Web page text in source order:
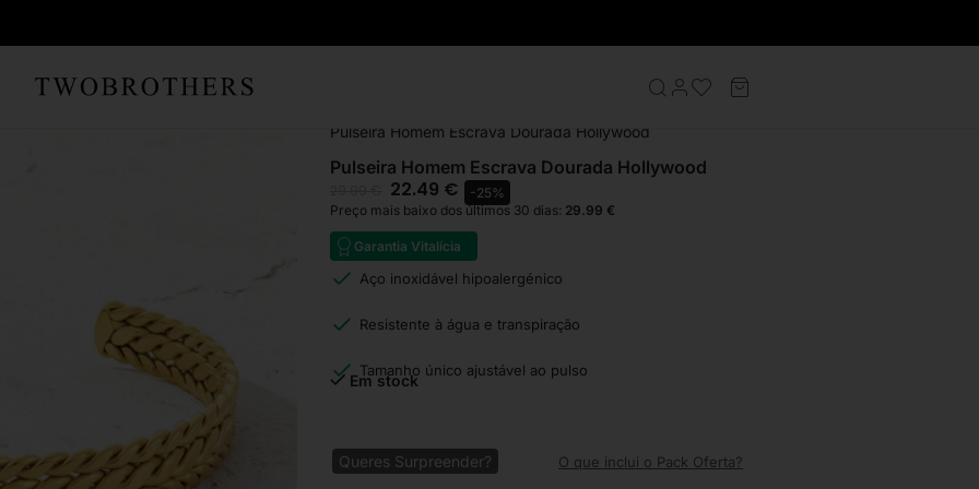
Pulseira Homem Escrava Dourada Hollywood
Pulseira Homem Escrava Dourada Hollywood
22.49 €
-25%
Preço mais baixo dos últimos 30 dias: 29.99 €
Garantia Vitalícia
Aço inoxidável hipoalergénico
Resistente à água e transpiração
Tamanho único ajustável ao pulso
Em stock
Queres Surpreender? O que inclui o Pack Oferta?